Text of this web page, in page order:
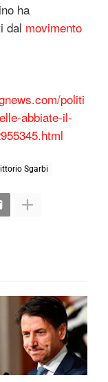
ha
dal movimento
politi
abbiate-il-
Sgarbi